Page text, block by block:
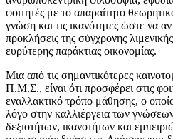
φοιτητές με το απαραίτητο
γνώση και τις ικανότητες ώστε να
προκλήσεις της σύγχρονης
ευρύτερης παράκτιας οικονομίας.
Μια από τις σημαντικότερες
Π.Μ.Σ., είναι ότι προσφέρει στις
εναλλακτικό τρόπο μάθησης, ο
λόγο στην καλλιέργεια των
δεξιοτήτων, ικανοτήτων και